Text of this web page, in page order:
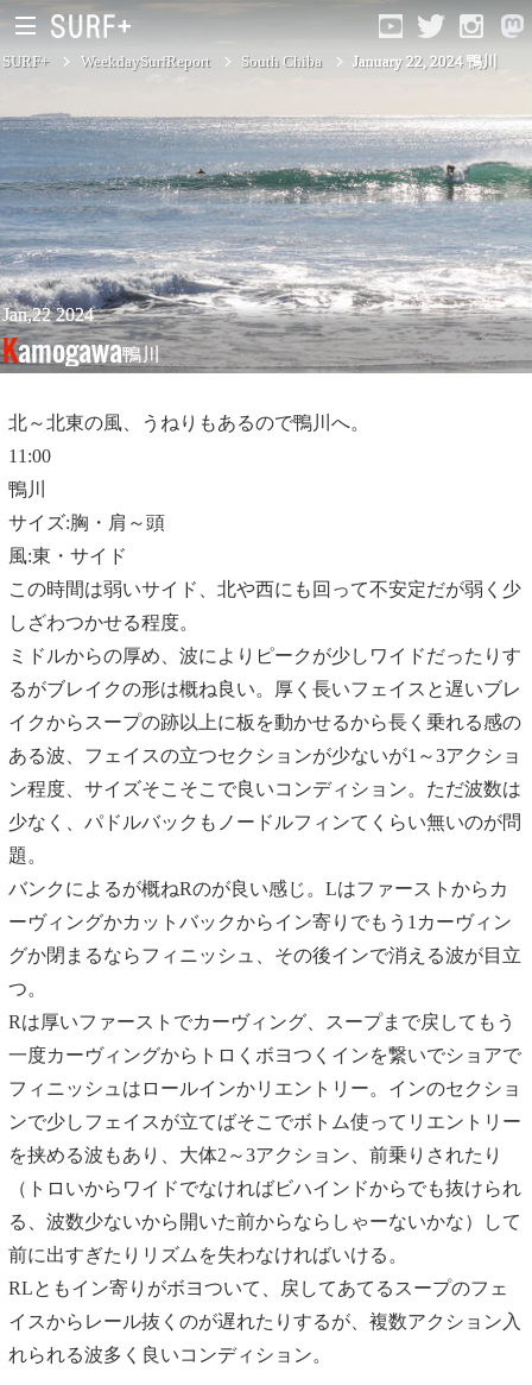
South Ibaraki
North Chiba
South Chiba
Unusually
Video Logs
SURF+ WeekdaySurfReport South Chiba January 22, 2024 鴨川
Jan,22 2024
Kamogawa鴨川
北～北東の風、うねりもあるので鴨川へ。
11:00
鴨川
サイズ:胸・肩～頭
風:東・サイド
この時間は弱いサイド、北や西にも回って不安定だが弱く少
しざわつかせる程度。
ミドルからの厚め、波によりピークが少しワイドだったりす
るがブレイクの形は概ね良い。厚く長いフェイスと遅いブレ
イクからスープの跡以上に板を動かせるから長く乗れる感の
ある波、フェイスの立つセクションが少ないが1～3アクショ
ン程度、サイズそこそこで良いコンディション。ただ波数は
少なく、パドルバックもノードルフィンてくらい無いのが問
題。
バンクによるが概ねRのが良い感じ。Lはファーストからカ
ーヴィングかカットバックからイン寄りでもう1カーヴィン
グか閉まるならフィニッシュ、その後インで消える波が目立
つ。
Rは厚いファーストでカーヴィング、スープまで戻してもう
一度カーヴィングからトロくボヨつくインを繋いでショアで
フィニッシュはロールインかリエントリー。インのセクショ
ンで少しフェイスが立てばそこでボトム使ってリエントリー
を挟める波もあり、大体2～3アクション、前乗りされたり
（トロいからワイドでなければビハインドからでも抜けられ
る、波数少ないから開いた前からならしゃーないかな）して
前に出すぎたりリズムを失わなければいける。
RLともイン寄りがボヨついて、戻してあてるスープのフェ
イスからレール抜くのが遅れたりするが、複数アクション入
れられる波多く良いコンディション。